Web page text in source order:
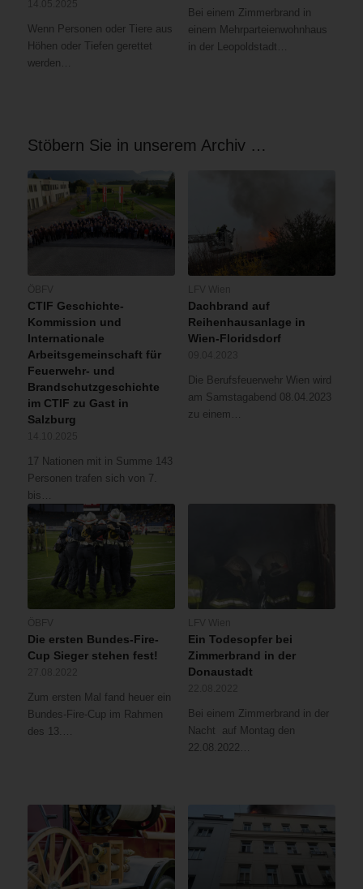
Wenn Personen oder Tiere aus
Höhen oder Tiefen gerettet
werden…
Bei einem Zimmerbrand in
einem Mehrparteienwohnhaus
in der Leopoldstadt…
Stöbern Sie in unserem Archiv …
CTIF Geschichte-
Kommission und
Internationale
Arbeitsgemeinschaft für
Feuerwehr- und
Brandschutzgeschichte
im CTIF zu Gast in
Salzburg
17 Nationen mit in Summe 143
Personen trafen sich von 7.
bis…
Dachbrand auf
Reihenhausanlage in
Wien-Floridsdorf
Die Berufsfeuerwehr Wien wird
am Samstagabend 08.04.2023
zu einem…
Die ersten Bundes-Fire-
Cup Sieger stehen fest!
Zum ersten Mal fand heuer ein
Bundes-Fire-Cup im Rahmen
des 13.…
Ein Todesopfer bei
Zimmerbrand in der
Donaustadt
Bei einem Zimmerbrand in der
Nacht auf Montag den
22.08.2022…